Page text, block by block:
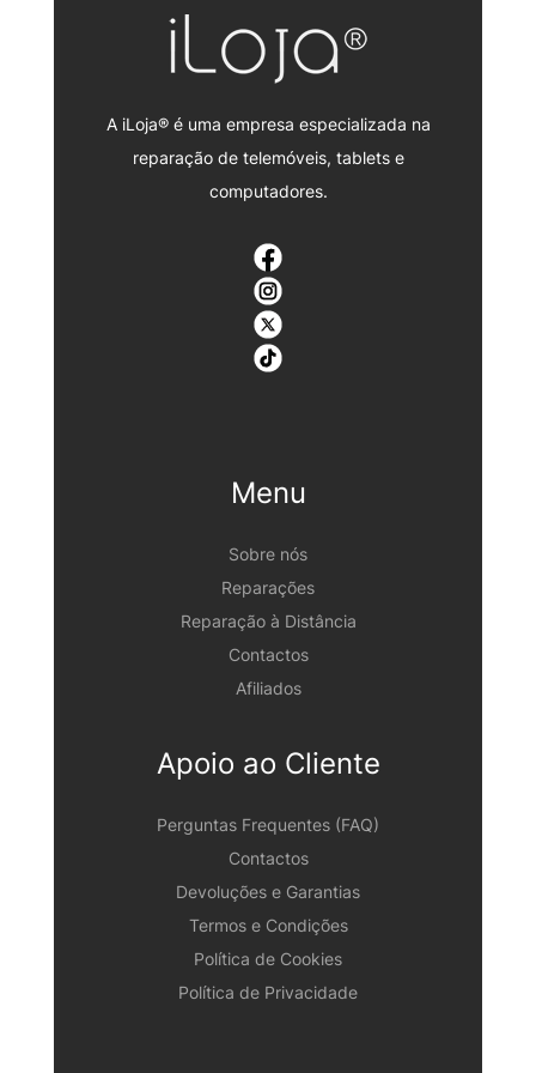
A iLoja® é uma empresa especializada na
reparação de telemóveis, tablets e
computadores.
Menu
Sobre nós
Reparações
Reparação à Distância
Contactos
Afiliados
Apoio ao Cliente
Perguntas Frequentes (FAQ)
Contactos
Devoluções e Garantias
Termos e Condições
Política de Cookies
Política de Privacidade